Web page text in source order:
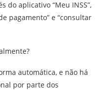
do aplicativo “Meu INSS”,
pagamento” e “consultar
automática, e não há
por parte dos